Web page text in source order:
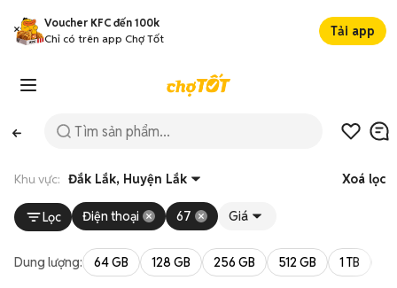
Voucher KFC đến 100k
Chỉ có trên app Chợ Tốt
Tải app
Khu vực: Đắk Lắk, Huyện Lắk Xoá lọc
Lọc Điện thoại 67 Giá
Dung lượng: 64 GB 128 GB 256 GB 512 GB 1 TB